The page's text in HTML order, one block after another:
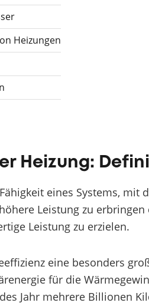
Heizungen
Heizung:
eines Systems, mit
Leistung zu
Leistung zu erzielen.
eine besonders
für die
Jahr mehrere Billionen